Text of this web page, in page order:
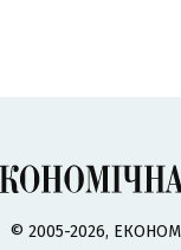
© 2005-2026,